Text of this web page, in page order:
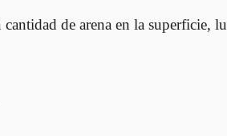
de arena en la superficie,